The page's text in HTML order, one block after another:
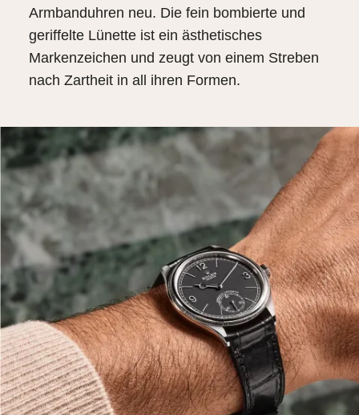
Armbanduhren neu. Die fein bombierte und
geriffelte Lünette ist ein ästhetisches
Markenzeichen und zeugt von einem Streben
nach Zartheit in all ihren Formen.